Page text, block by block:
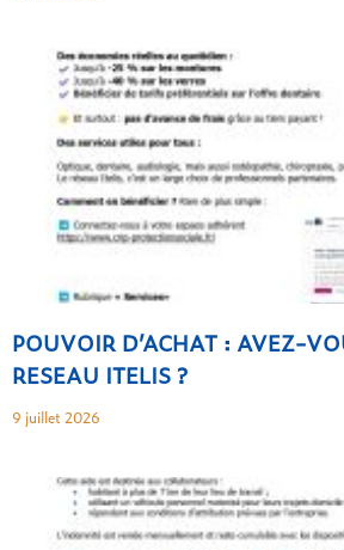
POUVOIR D’ACHAT : AVEZ-
RESEAU ITELIS ?
9 juillet 2026